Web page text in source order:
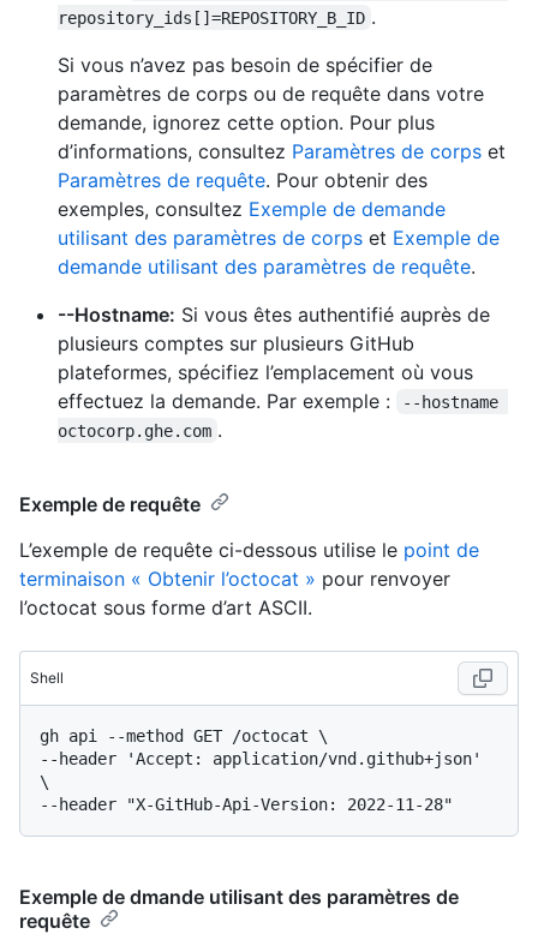
repository_ids[]=REPOSITORY_B_ID .
Si vous n’avez pas besoin de spécifier de
paramètres de corps ou de requête dans votre
demande, ignorez cette option. Pour plus
d’informations, consultez Paramètres de corps et
Paramètres de requête. Pour obtenir des
exemples, consultez Exemple de demande
utilisant des paramètres de corps et Exemple de
demande utilisant des paramètres de requête.
--Hostname: Si vous êtes authentifié auprès de
plusieurs comptes sur plusieurs GitHub
plateformes, spécifiez l’emplacement où vous
effectuez la demande. Par exemple :
--hostname
octocorp.ghe.com .
Exemple de requête
L’exemple de requête ci-dessous utilise le point de
terminaison « Obtenir l’octocat » pour renvoyer
l’octocat sous forme d’art ASCII.
Shell
gh api --method GET /octocat \
--header 'Accept: application/vnd.github+json'
\
Exemple de dmande utilisant des paramètres de
requête